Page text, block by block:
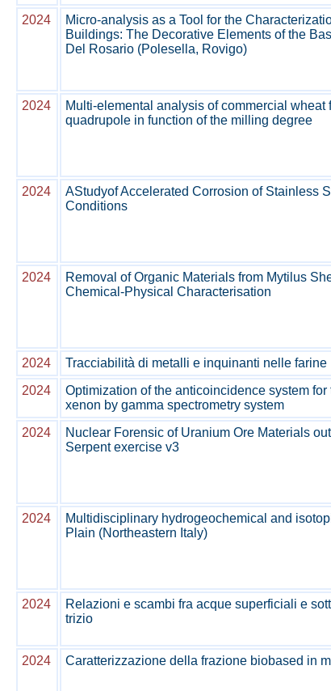
2024
Micro-analysis as a Tool for the
Buildings: The Decorative Elements of the
Del Rosario (Polesella, Rovigo)
2024
Multi-elemental analysis of commercial wheat
quadrupole in function of the milling degree
2024
AStudyof Accelerated Corrosion of Stainless
Conditions
2024
Removal of Organic Materials from Mytilus
Chemical-Physical Characterisation
2024
Tracciabilità di metalli e inquinanti nelle farine
2024
Optimization of the anticoincidence system
xenon by gamma spectrometry system
2024
Nuclear Forensic of Uranium Ore Materials
Serpent exercise v3
2024
Multidisciplinary hydrogeochemical and
Plain (Northeastern Italy)
2024
Relazioni e scambi fra acque superficiali e
trizio
2024
Caratterizzazione della frazione biobased in